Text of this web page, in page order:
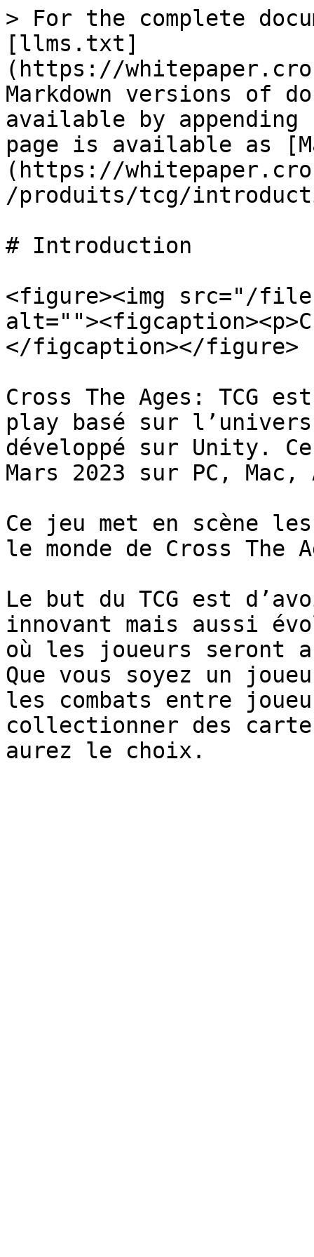
> For the complete
[llms.txt]
(https://
Markdown versions of
available by
page is available as
(https://
/produits/tcg/
# Introduction
<figure><img src="/files/
</figcaption></figure>
Cross The Ages: TCG
play basé sur l’univers
développé sur Unity.
Mars 2023 sur PC,
Ce jeu met en scène
le monde de Cross The
Le but du TCG est
innovant mais aussi
où les joueurs seront
Que vous soyez un
les combats entre
collectionner des